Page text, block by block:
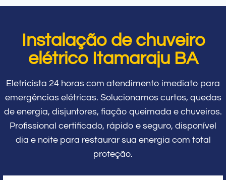
Instalação de chuveiro
elétrico Itamaraju BA
Eletricista 24 horas com atendimento imediato para
emergências elétricas. Solucionamos curtos, quedas
de energia, disjuntores, fiação queimada e chuveiros.
Profissional certificado, rápido e seguro, disponível
dia e noite para restaurar sua energia com total
proteção.